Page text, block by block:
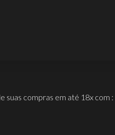
suas compras em até 18x com :